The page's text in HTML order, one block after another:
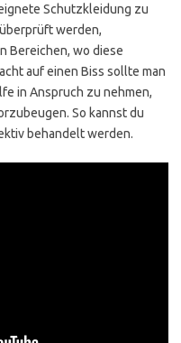
Schutzkleidung zu
werden,
Bereichen, wo diese
auf einen Biss sollte man
in Anspruch zu nehmen,
So kannst du
behandelt werden.